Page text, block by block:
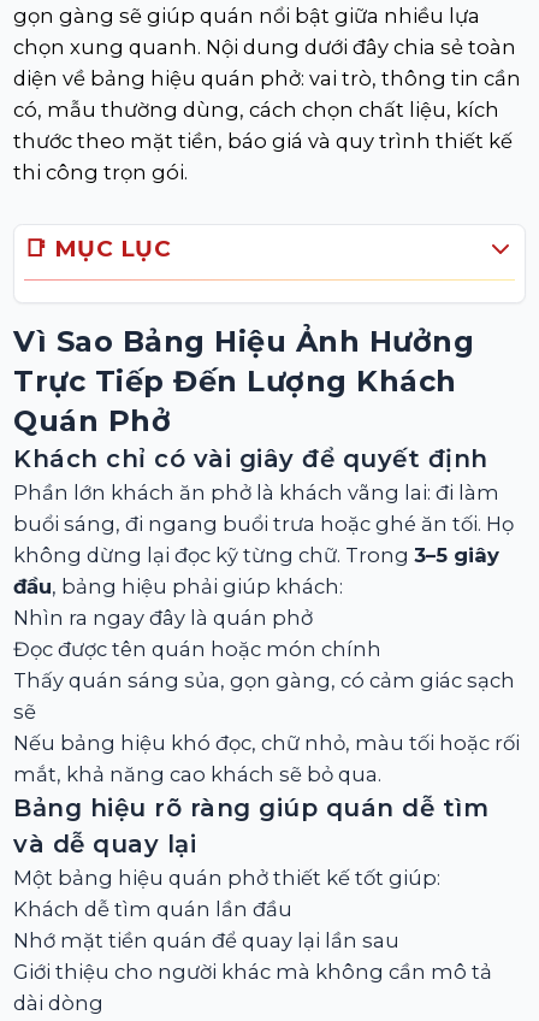
gọn gàng sẽ giúp quán nổi bật giữa nhiều lựa
chọn xung quanh. Nội dung dưới đây chia sẻ toàn
diện về bảng hiệu quán phở: vai trò, thông tin cần
có, mẫu thường dùng, cách chọn chất liệu, kích
thước theo mặt tiền, báo giá và quy trình thiết kế
thi công trọn gói.
📑 MỤC LỤC
Vì Sao Bảng Hiệu Ảnh Hưởng
Trực Tiếp Đến Lượng Khách
Quán Phở
Khách chỉ có vài giây để quyết định
Phần lớn khách ăn phở là khách vãng lai: đi làm
buổi sáng, đi ngang buổi trưa hoặc ghé ăn tối. Họ
không dừng lại đọc kỹ từng chữ. Trong3–5 giây
đầu, bảng hiệu phải giúp khách:
Nhìn ra ngay đây là quán phở
Đọc được tên quán hoặc món chính
Thấy quán sáng sủa, gọn gàng, có cảm giác sạch
sẽ
Nếu bảng hiệu khó đọc, chữ nhỏ, màu tối hoặc rối
mắt, khả năng cao khách sẽ bỏ qua.
Bảng hiệu rõ ràng giúp quán dễ tìm
và dễ quay lại
Một bảng hiệu quán phở thiết kế tốt giúp:
Khách dễ tìm quán lần đầu
Nhớ mặt tiền quán để quay lại lần sau
Giới thiệu cho người khác mà không cần mô tả
dài dòng